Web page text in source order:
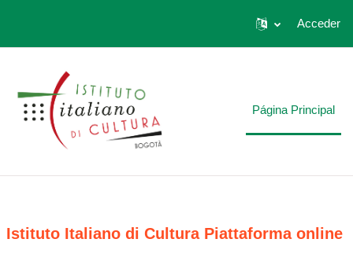
Acceder
Página Principal
Istituto Italiano di Cultura Piattaforma online